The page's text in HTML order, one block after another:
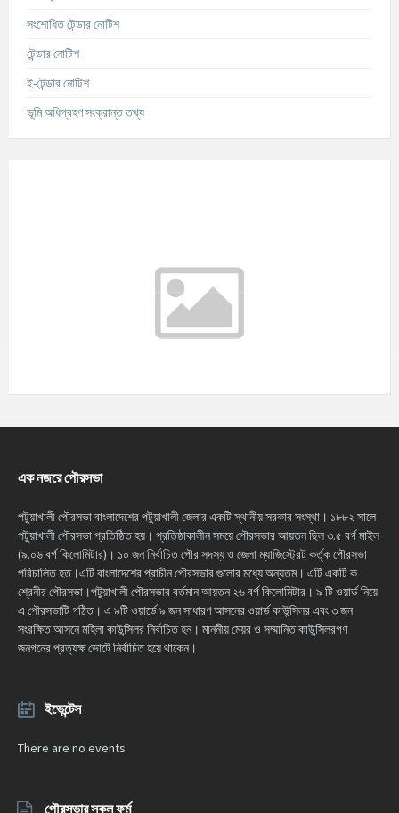
সংশোধিত টেন্ডার নোটিশ
টেন্ডার নোটিশ
ই-টেন্ডার নোটিশ
ভূমি অধিগ্রহণ সংক্রান্ত তথ্য
এক নজরে পৌরসভা
পটুয়াখালী পৌরসভা বাংলাদেশের পটুয়াখালী জেলার একটি স্থানীয় সরকার সংস্থা। ১৮৮২ সালে
পটুয়াখালী পৌরসভা প্রতিষ্ঠিত হয়। প্রতিষ্ঠাকালীন সময়ে পৌরসভার আয়তন ছিল ৩.৫ বর্গ মাইল
(৯.০৬ বর্গ কিলোমিটার)। ১০ জন নির্বাচিত পৌর সদস্য ও জেলা ম্যাজিস্ট্রেট কর্তৃক পৌরসভা
পরিচালিত হত।এটি বাংলাদেশের প্রাচীন পৌরসভার গুলোর মধ্যে অন্যতম। এটি একটি ক
শ্রেনীর পৌরসভা।পটুয়াখালী পৌরসভার বর্তমান আয়তন ২৬ বর্গ কিলোমিটার। ৯ টি ওয়ার্ড নিয়ে
এ পৌরসভাটি গঠিত। এ ৯টি ওয়ার্ডে ৯ জন সাধারণ আসনের ওয়ার্ড কাউন্সিলর এবং ৩ জন
সংরক্ষিত আসনে মহিলা কাউন্সিলর নির্বাচিত হন। মাননীয় মেয়র ও সম্মানিত কাউন্সিলরগণ
জনগনের প্রত্যক্ষ ভোটে নির্বাচিত হয়ে থাকেন।
ইভেন্টেস
There are no events
পৌরসভার সকল ফর্ম